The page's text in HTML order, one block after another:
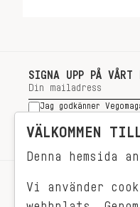
SIGNA UPP PÅ VÅRT
Jag godkänner
SIGNA UPP
VÄLKOMMEN
Denna hemsida
Vi använder